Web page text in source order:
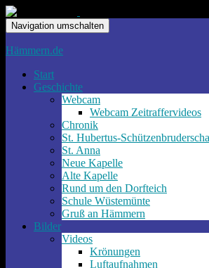
Navigation umschalten
Hämmern.de
Start
Geschichte
Webcam
Webcam Zeitraffervideos
Chronik
St. Hubertus-
St. Anna
Neue Kapelle
Alte Kapelle
Rund um den Dorfteich
Schule Wüstemünte
Gruß an Hämmern
Bilder
Videos
Krönungen
Luftaufnahmen